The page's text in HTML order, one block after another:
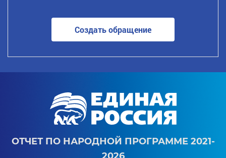
Создать обращение
ОТЧЕТ ПО НАРОДНОЙ ПРОГРАММЕ 2021-